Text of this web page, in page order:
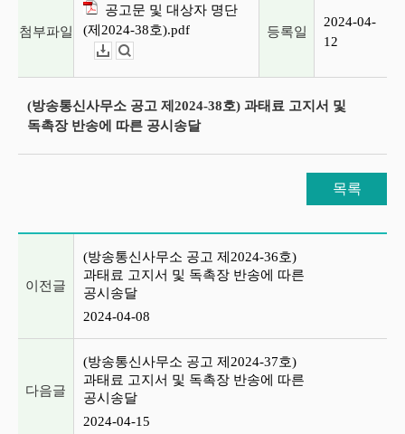
첨부파일
공고문 및 대상자 명단
(제2024-38호).pdf
등록일
2024-04-
12
(방송통신사무소 공고 제2024-38호) 과태료 고지서 및
독촉장 반송에 따른 공시송달
목록
이전글
(방송통신사무소 공고 제2024-36호)
과태료 고지서 및 독촉장 반송에 따른
공시송달
2024-04-08
다음글
(방송통신사무소 공고 제2024-37호)
과태료 고지서 및 독촉장 반송에 따른
공시송달
2024-04-15